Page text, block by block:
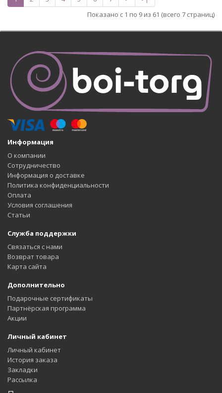
Показано с 1 по 9 из 61 (всего 7 страниц)
Информация
О компании
Сотрудничество
Информация о доставке
Политика конфиденциальности
Оплата
Условия соглашения
Статьи
Служба поддержки
Связаться с нами
Возврат товара
Карта сайта
Дополнительно
Подарочные сертификаты
Партнёрская программа
Акции
Личный кабинет
Личный кабинет
История заказа
Закладки
Рассылка